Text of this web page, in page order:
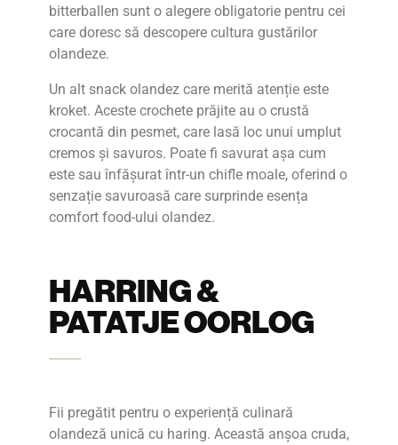
bitterballen sunt o alegere obligatorie pentru cei
care doresc să descopere cultura gustărilor
olandeze.
Un alt snack olandez care merită atenție este
kroket. Aceste crochete prăjite au o crustă
crocantă din pesmet, care lasă loc unui umplut
cremos și savuros. Poate fi savurat așa cum
este sau înfășurat într-un chifle moale, oferind o
senzație savuroasă care surprinde esența
comfort food-ului olandez.
HARRING &
PATATJE OORLOG
Fii pregătit pentru o experiență culinară
olandeză unică cu haring. Această anșoa cruda,